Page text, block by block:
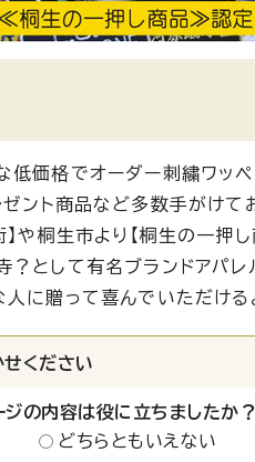
低価格でオーダー刺繍ワッペ
ント商品など多数手がけて
や桐生市より【桐生の一押
として有名ブランドアパレ
に贈って喜んでいただける
ください
ジの内容は役に立ちましたか？
どちらともいえない